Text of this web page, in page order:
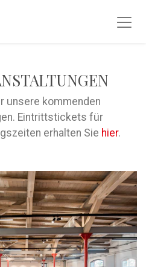
unsere kommenden
Eintrittstickets für
erhalten Sie hier.